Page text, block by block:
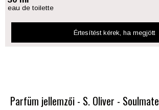
eau de toilette
Értesítést kérek, ha megjött
Parfüm jellemzői - S. Oliver - Soulmate